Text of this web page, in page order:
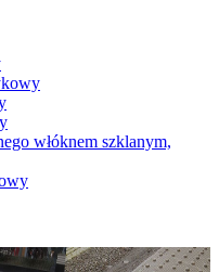
włóknem szklanym,